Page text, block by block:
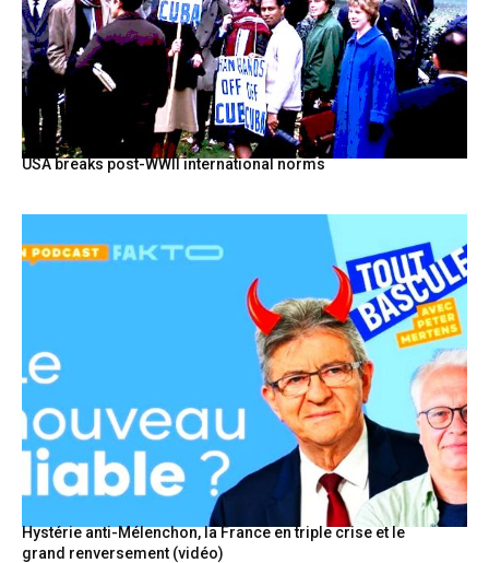
USA breaks post-WWII international norms
Hystérie anti-Mélenchon, la France en triple crise et le
grand renversement (vidéo)